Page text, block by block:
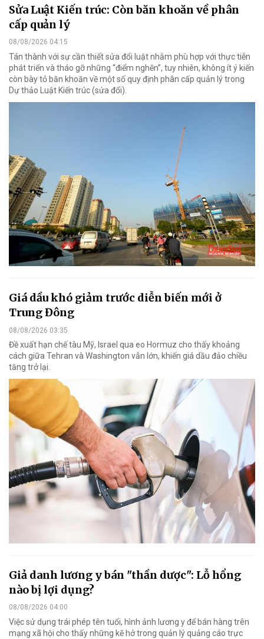
Sửa Luật Kiến trúc: Còn băn khoăn về phân
cấp quản lý
08/08/2026 04:15
Tán thành với sự cần thiết sửa đổi luật nhằm phù hợp với thực tiễn
phát triển và tháo gỡ những “điểm nghẽn”, tuy nhiên, không ít ý kiến
còn bày tỏ băn khoăn về một số quy định phân cấp quản lý trong
Dự thảo Luật Kiến trúc (sửa đổi).
Giá dầu khó giảm trước diễn biến mới ở
Trung Đông
08/08/2026 03:35
Đề xuất hạn chế tàu Mỹ, Israel qua eo Hormuz cho thấy khoảng
cách giữa Tehran và Washington vẫn lớn, khiến giá dầu đảo chiều
tăng trở lại.
Giả danh lương y bán "thần dược": Lỗ hổng
nào bị lợi dụng?
08/08/2026 04:00
Việc sử dụng trái phép tên tuổi, hình ảnh lương y để bán hàng trên
mạng xã hội cho thấy những kẽ hở trong quản lý quảng cáo trực